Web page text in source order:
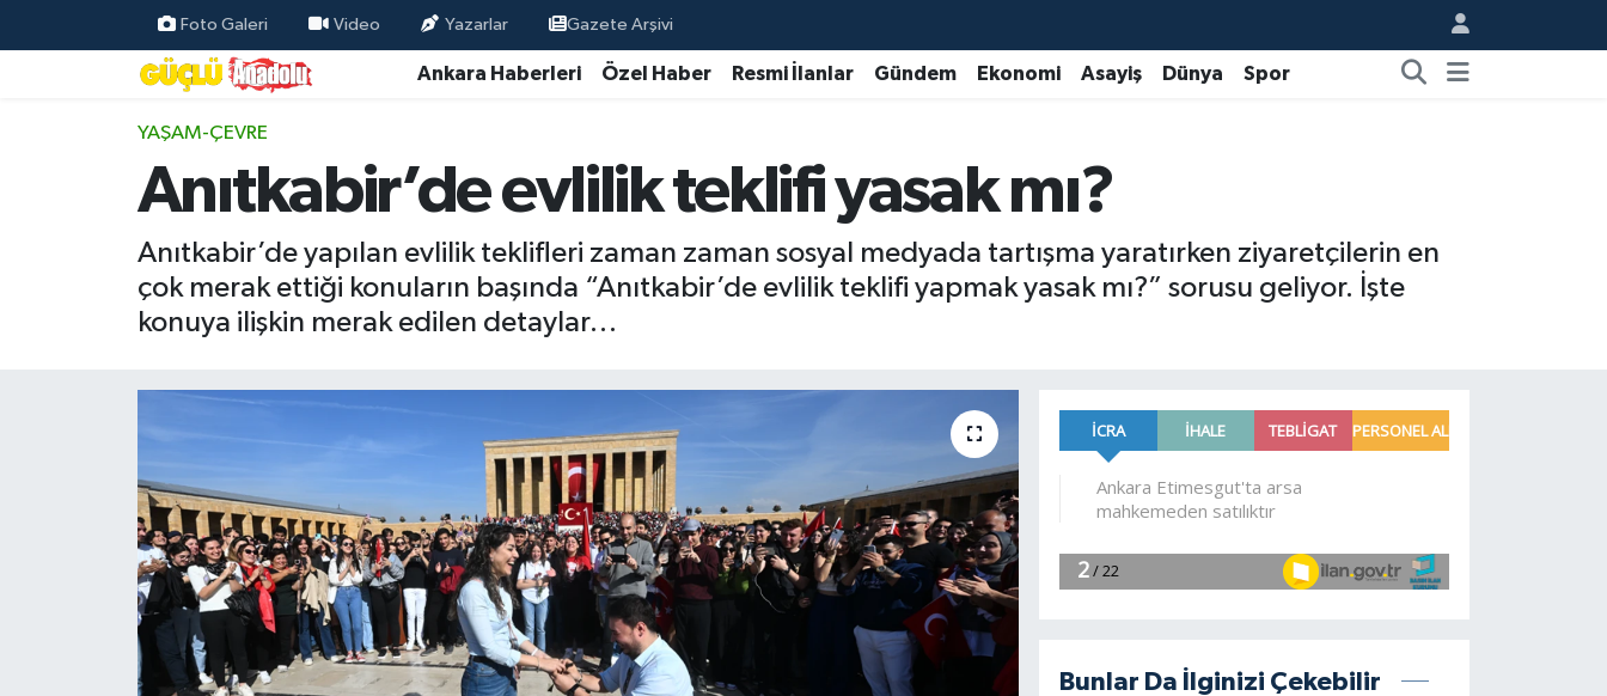
Foto Galeri Video Yazarlar Gazete Arşivi
Ankara Haberleri Özel Haber Resmi İlanlar Gündem Ekonomi Asayiş Dünya Spor
YAŞAM-ÇEVRE
Anıtkabir’de evlilik teklifi yasak mı?
Anıtkabir’de yapılan evlilik teklifleri zaman zaman sosyal medyada tartışma yaratırken ziyaretçilerin en
çok merak ettiği konuların başında “Anıtkabir’de evlilik teklifi yapmak yasak mı?” sorusu geliyor. İşte
konuya ilişkin merak edilen detaylar…
Bunlar Da İlginizi Çekebilir
Özel Haber
Resmi İlanlar
Gündem
Magazin
Burç Yorumları